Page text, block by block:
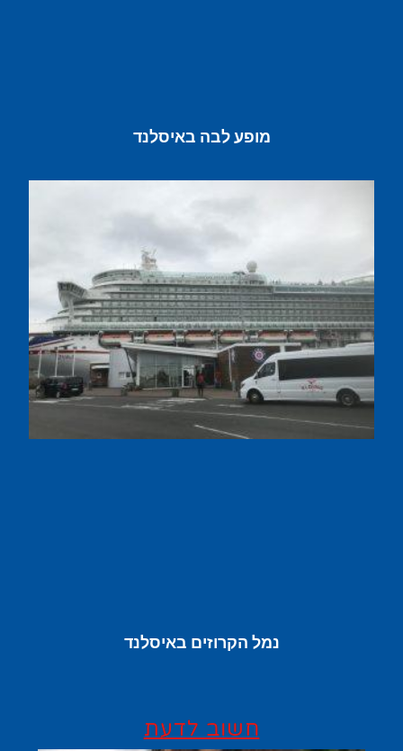
מופע לבה באיסלנד
נמל הקרוזים באיסלנד
חשוב לדעת